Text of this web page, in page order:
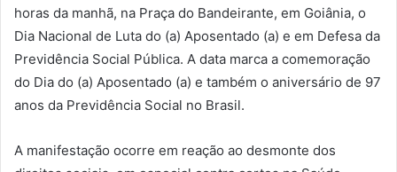
horas da manhã, na Praça do Bandeirante, em Goiânia, o
Dia Nacional de Luta do (a) Aposentado (a) e em Defesa da
Previdência Social Pública. A data marca a comemoração
do Dia do (a) Aposentado (a) e também o aniversário de 97
anos da Previdência Social no Brasil.
A manifestação ocorre em reação ao desmonte dos